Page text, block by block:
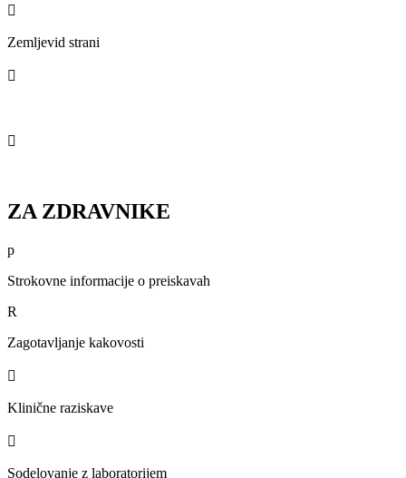

Zemljevid strani


ZA ZDRAVNIKE
p
Strokovne informacije o preiskavah
R
Zagotavljanje kakovosti

Klinične raziskave

Sodelovanje z laboratorijem